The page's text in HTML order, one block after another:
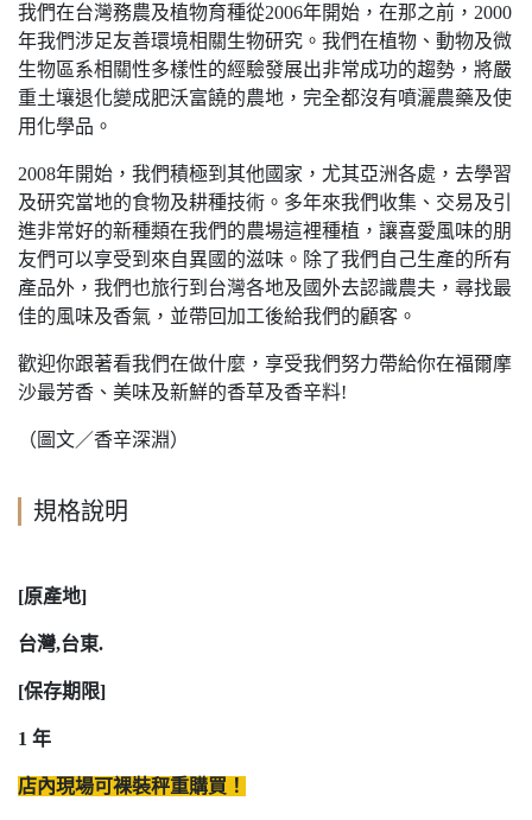
我們在台灣務農及植物育種從2006年開始，在那之前，2000
年我們涉足友善環境相關生物研究。我們在植物、動物及微
生物區系相關性多樣性的經驗發展出非常成功的趨勢，將嚴
重土壤退化變成肥沃富饒的農地，完全都沒有噴灑農藥及使
用化學品。
2008年開始，我們積極到其他國家，尤其亞洲各處，去學習
及研究當地的食物及耕種技術。多年來我們收集、交易及引
進非常好的新種類在我們的農場這裡種植，讓喜愛風味的朋
友們可以享受到來自異國的滋味。除了我們自己生產的所有
產品外，我們也旅行到台灣各地及國外去認識農夫，尋找最
佳的風味及香氣，並帶回加工後給我們的顧客。
歡迎你跟著看我們在做什麼，享受我們努力帶給你在福爾摩
沙最芳香、美味及新鮮的香草及香辛料!
（圖文／香辛深淵）
規格說明
[原產地]
台灣,台東.
[保存期限]
1 年
店內現場可裸裝秤重購買！